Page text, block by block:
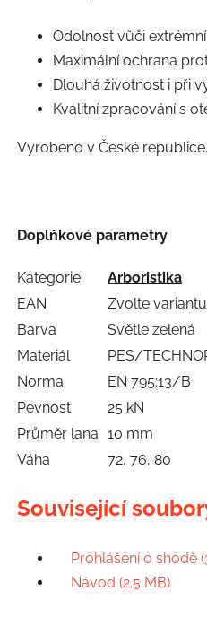
Odolnost vůči
Maximální ochrana
Dlouhá životnost i při
Kvalitní zpracování s
Vyrobeno v České republice.
Doplňkové parametry
Kategorie
Arboristika
EAN
Zvolte variantu
Barva
Světle zelená
Materiál
PES/
Norma
EN 795:13/B
Pevnost
25 kN
Průměr lana 10 mm
Váha
72, 76, 80
Související
Prohlášení o shodě
Návod (2.5 MB)